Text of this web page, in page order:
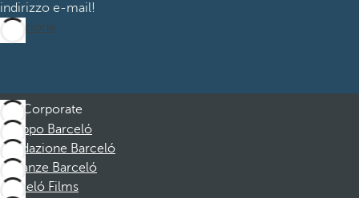
indirizzo e-mail!
Iscrizione
Corporate
Gruppo Barceló
Fondazione Barceló
Vacanze Barceló
Barceló Films